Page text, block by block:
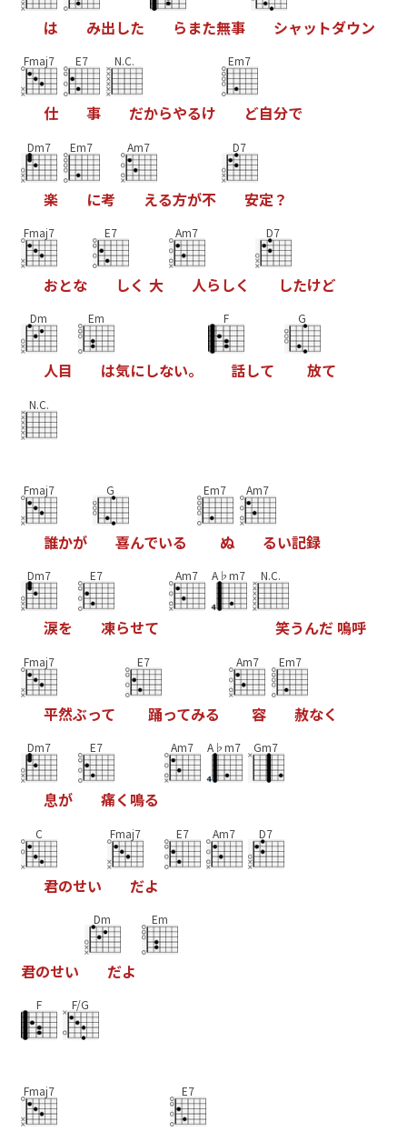
は み出した ら また無事 シャッ トダウン
Fmaj7
仕
E7
事
N.C.
だからやるけ
Em7
ど自分で
Dm7
楽
Em7
に考
Am7
える方が不
D7
安定 ？
Fmaj7
おとな
E7
しく 大
Am7
人ら しく
D7
したけど
Dm
人目
Em
は気にしない。
F
話して
G
放て
N.C.
Fmaj7
誰かが
G
喜んでいる
Em7
ぬ
Am7
るい記録
Dm7
涙を
E7
凍らせて
Am7 A♭m7 N.C.
笑うんだ 嗚呼
Fmaj7
平然ぶって
E7
踊ってみる
Am7
容
Em7
赦なく
Dm7
息が
E7
痛く 鳴る
Am7 A♭m7 Gm7
C
君のせい
Fmaj7
だよ
E7 Am7 D7
君のせい
Dm
だよ
Em
F F/G
Fmaj7 E7